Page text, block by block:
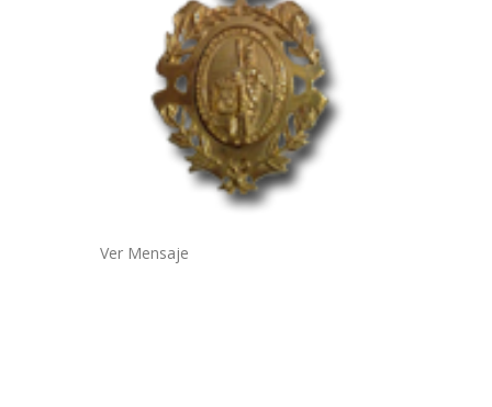
Ver Mensaje